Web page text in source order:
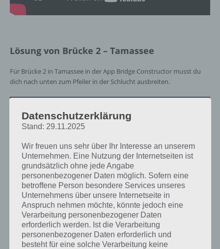
Lösung von Brücke 2 – Tamassee
Für Brücke 2 in Tamassee in der App Bridge Constructor musst du
dich nach unten zum Pfeiler in der Schlucht ausbreiten.
Datenschutzerklärung
Stand: 29.11.2025
Wir freuen uns sehr über Ihr Interesse an unserem
Unternehmen. Eine Nutzung der Internetseiten ist
grundsätzlich ohne jede Angabe
personenbezogener Daten möglich. Sofern eine
betroffene Person besondere Services unseres
Unternehmens über unsere Internetseite in
Anspruch nehmen möchte, könnte jedoch eine
Verarbeitung personenbezogener Daten
erforderlich werden. Ist die Verarbeitung
personenbezogener Daten erforderlich und
besteht für eine solche Verarbeitung keine